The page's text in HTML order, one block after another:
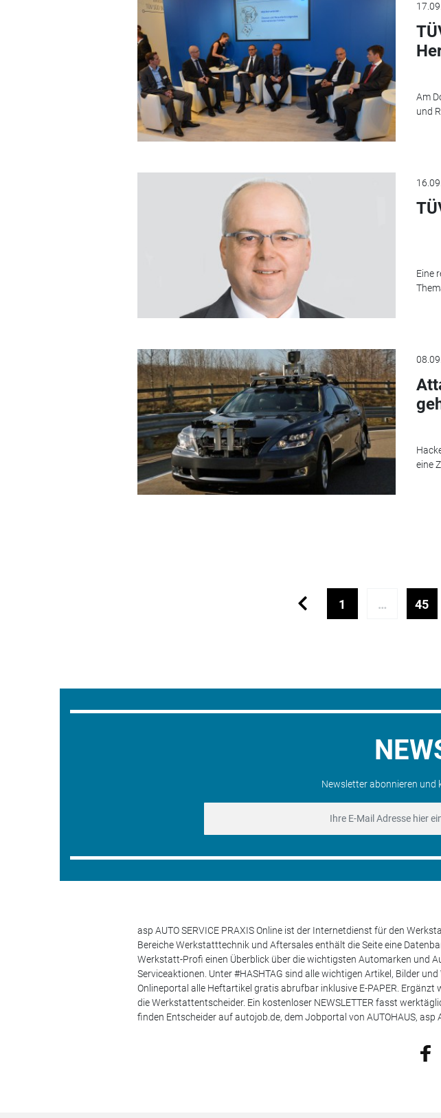
Am
und
Eine
eine
1 … 45
Newsletter abonnieren und
asp AUTO SERVICE PRAXIS Online ist der Internetdienst für den
Bereiche Werkstatttechnik und Aftersales enthält die Seite eine
Werkstatt-Profi einen Überblick über die wichtigsten Automarken und
Serviceaktionen. Unter #HASHTAG sind alle wichtigen Artikel, Bilder
Onlineportal alle Heftartikel gratis abrufbar inklusive E-PAPER.
die Werkstattentscheider. Ein kostenloser NEWSLETTER fasst
finden Entscheider auf autojob.de, dem Jobportal von AUTOHAUS, asp